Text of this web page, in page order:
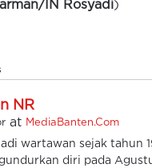
IN Rosyadi)
NR
at MediaBanten.Com
wartawan sejak tahun
diri pada